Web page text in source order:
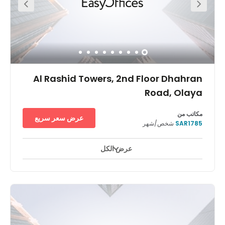
Al Rashid Towers, 2nd Floor Dhahran
Road, Olaya
ساحات للاستراحة
والتجارية الراقية بمدينة الخبر بجوار مجمع الراشد التجاري و على بعد
خطوات قليلة من العديد من المدارس والمستشفيات والمقار الرئيسية
لجامعة الملك فهد للبترول والمعادن وشركة أرامكو وشركة وادي
الظهران للتقنية.
مكاتب من
SAR1785شخص/شهر
عرض سعر سريع
عرض الكل